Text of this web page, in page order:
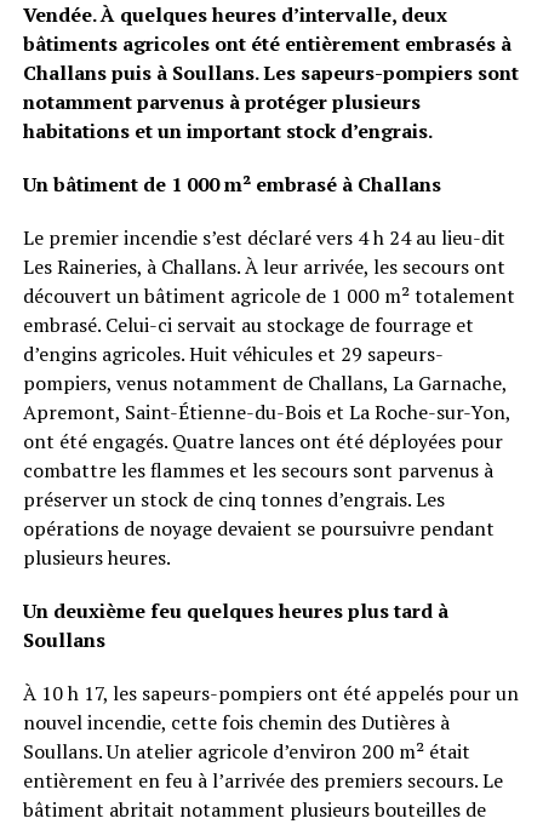
Vendée. À quelques heures d’intervalle, deux
bâtiments agricoles ont été entièrement embrasés à
Challans puis à Soullans. Les sapeurs-pompiers sont
notamment parvenus à protéger plusieurs
habitations et un important stock d’engrais.
Un bâtiment de 1 000 m² embrasé à Challans
Le premier incendie s’est déclaré vers 4 h 24 au lieu-dit
Les Raineries, à Challans. À leur arrivée, les secours ont
découvert un bâtiment agricole de 1 000 m² totalement
embrasé. Celui-ci servait au stockage de fourrage et
d’engins agricoles. Huit véhicules et 29 sapeurs-
pompiers, venus notamment de Challans, La Garnache,
Apremont, Saint-Étienne-du-Bois et La Roche-sur-Yon,
ont été engagés. Quatre lances ont été déployées pour
combattre les flammes et les secours sont parvenus à
préserver un stock de cinq tonnes d’engrais. Les
opérations de noyage devaient se poursuivre pendant
plusieurs heures.
Un deuxième feu quelques heures plus tard à
Soullans
À 10 h 17, les sapeurs-pompiers ont été appelés pour un
nouvel incendie, cette fois chemin des Dutières à
Soullans. Un atelier agricole d’environ 200 m² était
entièrement en feu à l’arrivée des premiers secours. Le
bâtiment abritait notamment plusieurs bouteilles de